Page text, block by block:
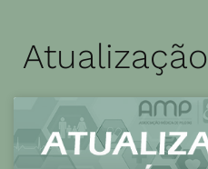
Atualização